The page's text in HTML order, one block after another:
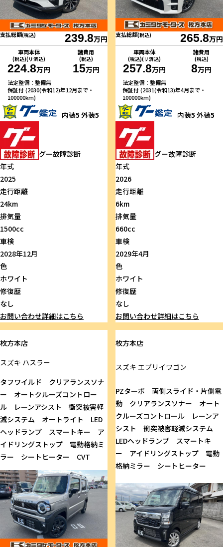
支払総額(税込) 239.8万円
車両本体
(税込)(リ済込)
224.8万円
諸費用
(税込)
15万円
法定整備：整備無
保証付 (2030(令和12)年12月まで・
100000km)
内装5 外装5
グー故障診断
年式
2025
走行距離
24km
排気量
1500cc
車検
2028年12月
色
ホワイト
修復歴
なし
お問い合わせ詳細はこちら
支払総額(税込) 265.8万円
車両本体
(税込)(リ済込)
257.8万円
諸費用
(税込)
8万円
法定整備：整備無
保証付 (2031(令和13)年4月まで・
100000km)
内装5 外装5
グー故障診断
年式
2026
走行距離
6km
排気量
660cc
車検
2029年4月
色
ホワイト
修復歴
なし
お問い合わせ詳細はこちら
枚方本店
スズキ ハスラー
タフワイルド クリアランスソナ
ー オートクルーズコントロー
ル レーンアシスト 衝突被害軽
減システム オートライト LED
ヘッドランプ スマートキー ア
イドリングストップ 電動格納ミ
ラー シートヒーター CVT
枚方本店
スズキ エブリイワゴン
PZターボ 両側スライド・片側電
動 クリアランスソナー オート
クルーズコントロール レーンア
シスト 衝突被害軽減システム
LEDヘッドランプ スマートキ
ー アイドリングストップ 電動
格納ミラー シートヒーター